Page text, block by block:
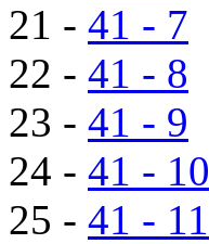
21 - 41 - 7
22 - 41 - 8
23 - 41 - 9
24 - 41 - 10
25 - 41 - 11